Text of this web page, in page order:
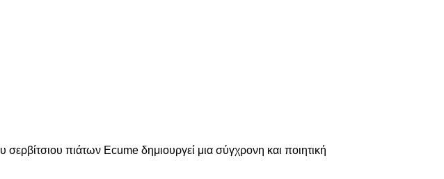
πιάτων Ecume δημιουργεί μια σύγχρονη και ποιητική